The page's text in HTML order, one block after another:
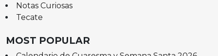
Notas Curiosas
Tecate
MOST POPULAR